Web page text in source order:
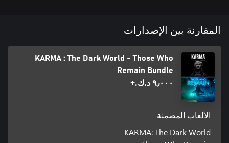
المقارنة بين الإصدارات
KARMA : The Dark World - Those Who
Remain Bundle
٩٫٠٠٠ د.ك.‏+
الألعاب المضمنة
KARMA: The Dark World